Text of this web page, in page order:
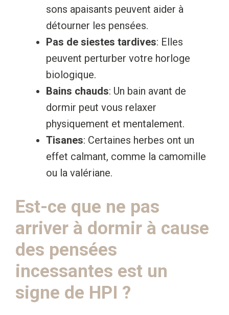
sons apaisants peuvent aider à
détourner les pensées.
Pas de siestes tardives: Elles
peuvent perturber votre horloge
biologique.
Bains chauds: Un bain avant de
dormir peut vous relaxer
physiquement et mentalement.
Tisanes: Certaines herbes ont un
effet calmant, comme la camomille
ou la valériane.
Est-ce que ne pas
arriver à dormir à cause
des pensées
incessantes est un
signe de HPI ?